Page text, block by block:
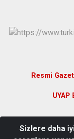
Resmi
Sizlere daha